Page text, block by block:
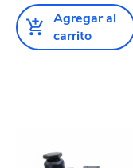
Agregar al
carrito